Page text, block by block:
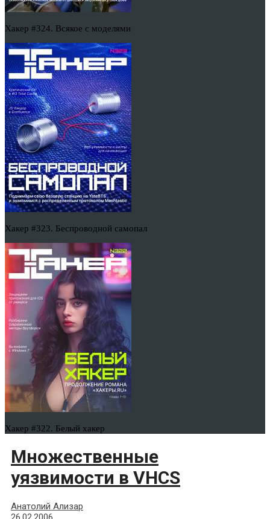
Хакер #324. Всякое с моделями
Хакер #323. Беспроводной самопал
Хакер #322. Белый хакер
Множественные
уязвимости в VHCS
Анатолий Ализар